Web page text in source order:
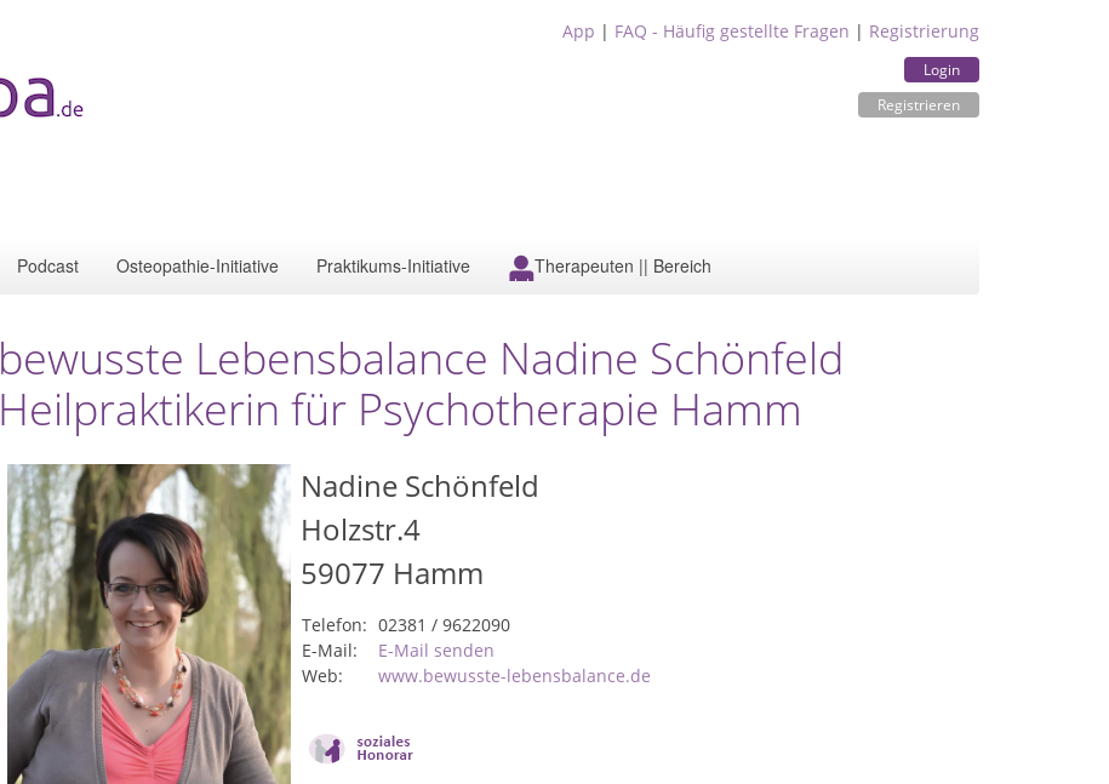
App | FAQ - Häufig gestellte Fragen | Registrierung
Login
Registrieren
Podcast Osteopathie-Initiative Praktikums-Initiative Therapeuten || Bereich
bewusste Lebensbalance Nadine Schönfeld
Heilpraktikerin für Psychotherapie Hamm
Nadine Schönfeld
Holzstr.4
59077 Hamm
Telefon: 02381 / 9622090
E-Mail:
E-Mail senden
Web:
www.bewusste-lebensbalance.de